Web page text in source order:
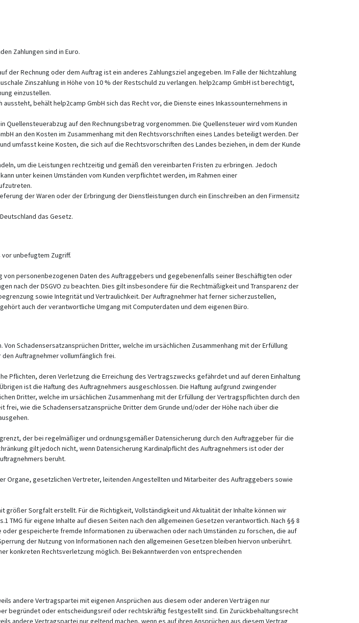
Zahlungen sind in Euro.
der Rechnung oder dem Auftrag ist ein anderes Zahlungsziel angegeben. Im Falle der Nichtzahlung
Zinszahlung in Höhe von 10 % der Restschuld zu verlangen. help2camp GmbH ist berechtigt,
einzustellen.
behält help2camp GmbH sich das Recht vor, die Dienste eines Inkassounternehmens in
auf den Rechnungsbetrag vorgenommen. Die Quellensteuer wird vom Kunden
an den Kosten im Zusammenhang mit den Rechtsvorschriften eines Landes beteiligt werden. Der
umfasst keine Kosten, die sich auf die Rechtsvorschriften des Landes beziehen, in dem der Kunde
um die Leistungen rechtzeitig und gemäß den vereinbarten Fristen zu erbringen. Jedoch
unter keinen Umständen vom Kunden verpflichtet werden, im Rahmen einer
der Waren oder der Erbringung der Dienstleistungen durch ein Einschreiben an den Firmensitz
das Gesetz.
unbefugtem Zugriff.
personenbezogenen Daten des Auftraggebers und gegebenenfalls seiner Beschäftigten oder
nach der DSGVO zu beachten. Dies gilt insbesondere für die Rechtmäßigkeit und Transparenz der
sowie Integrität und Vertraulichkeit. Der Auftragnehmer hat ferner sicherzustellen,
auch der verantwortliche Umgang mit Computerdaten und dem eigenen Büro.
Schadensersatzansprüchen Dritter, welche im ursächlichen Zusammenhang mit der Erfüllung
Auftragnehmer vollumfänglich frei.
Pflichten, deren Verletzung die Erreichung des Vertragszwecks gefährdet und auf deren Einhaltung
ist die Haftung des Auftragnehmers ausgeschlossen. Die Haftung aufgrund zwingender
Dritter, welche im ursächlichen Zusammenhang mit der Erfüllung der Vertragspflichten durch den
wie die Schadensersatzansprüche Dritter dem Grunde und/oder der Höhe nach über die
der bei regelmäßiger und ordnungsgemäßer Datensicherung durch den Auftraggeber für die
gilt jedoch nicht, wenn Datensicherung Kardinalpflicht des Auftragnehmers ist oder der
beruht.
Organe, gesetzlichen Vertreter, leitenden Angestellten und Mitarbeiter des Auftraggebers sowie
größer Sorgfalt erstellt. Für die Richtigkeit, Vollständigkeit und Aktualität der Inhalte können wir
TMG für eigene Inhalte auf diesen Seiten nach den allgemeinen Gesetzen verantwortlich. Nach §§ 8
gespeicherte fremde Informationen zu überwachen oder nach Umständen zu forschen, die auf
der Nutzung von Informationen nach den allgemeinen Gesetzen bleiben hiervon unberührt.
konkreten Rechtsverletzung möglich. Bei Bekanntwerden von entsprechenden
andere Vertragspartei mit eigenen Ansprüchen aus diesem oder anderen Verträgen nur
begründet oder entscheidungsreif oder rechtskräftig festgestellt sind. Ein Zurückbehaltungsrecht
andere Vertragspartei nur geltend machen, wenn es auf ihren Ansprüchen aus diesem Vertrag